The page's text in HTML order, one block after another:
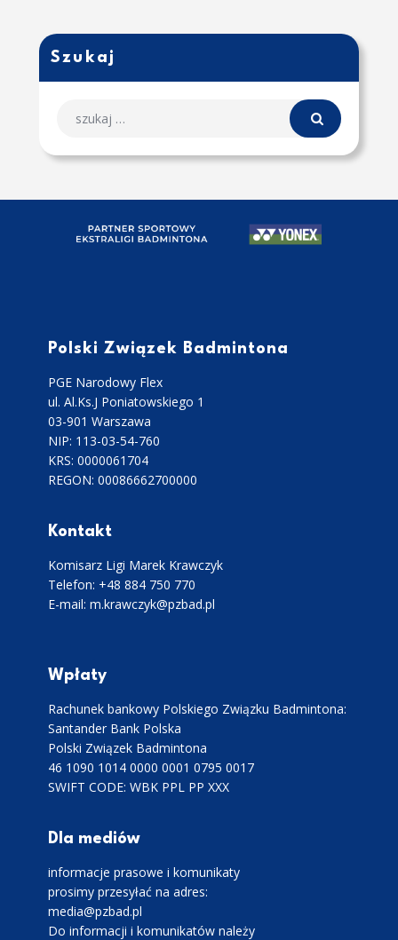
Szukaj
Polski Związek Badmintona
PGE Narodowy Flex
ul. Al.Ks.J Poniatowskiego 1
03-901 Warszawa
NIP: 113-03-54-760
KRS: 0000061704
REGON: 00086662700000
Kontakt
Komisarz Ligi Marek Krawczyk
Telefon: +48 884 750 770
E-mail: m.krawczyk@pzbad.pl
Wpłaty
Rachunek bankowy Polskiego Związku Badmintona:
Santander Bank Polska
Polski Związek Badmintona
46 1090 1014 0000 0001 0795 0017
SWIFT CODE: WBK PPL PP XXX
Dla mediów
informacje prasowe i komunikaty
prosimy przesyłać na adres:
media@pzbad.pl
Do informacji i komunikatów należy